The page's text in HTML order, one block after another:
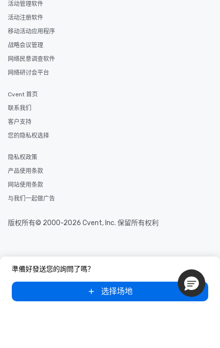
準備好發送您的詢問了嗎？
选择场地
活动管理软件
活动注册软件
移动活动应用程序
战略会议管理
网络民意调查软件
网络研讨会平台
Cvent 首页
联系我们
客户支持
您的隐私权选择
隐私权政策
产品使用条款
网站使用条款
与我们一起做广告
版权所有© 2000-2026 Cvent, Inc. 保留所有权利